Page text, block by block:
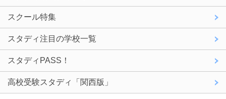
スクール特集
スタディ注目の学校一覧
スタディPASS！
高校受験スタディ「関西版」